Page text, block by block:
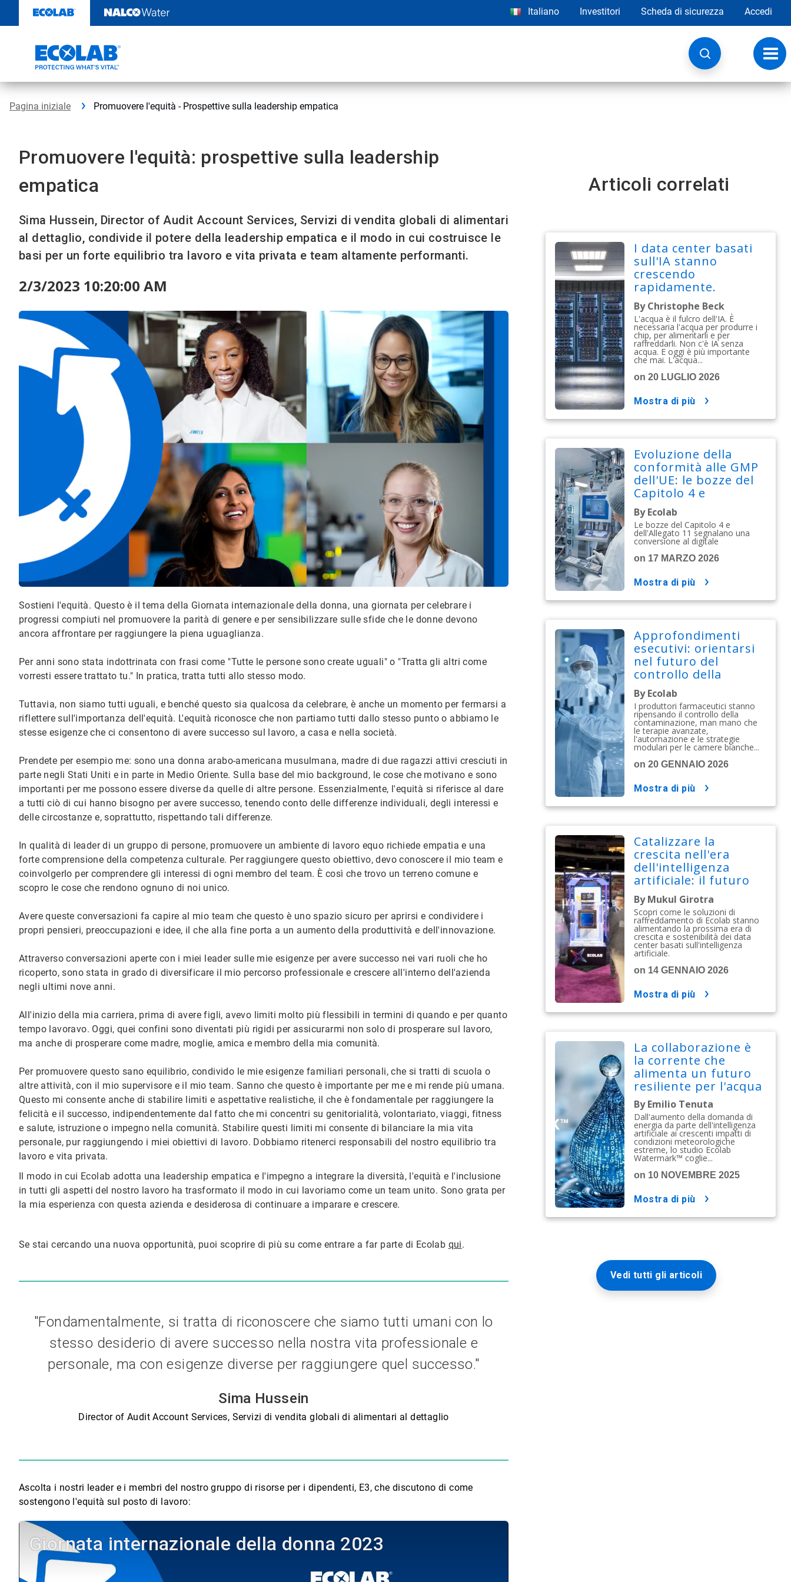
contenuto
Italiano Investitori Scheda di sicurezza Accedi
Pagina iniziale Promuovere l'equità - Prospettive sulla leadership empatica
Promuovere l'equità: prospettive sulla leadership
empatica
Sima Hussein, Director of Audit Account Services, Servizi di vendita globali di alimentari
al dettaglio, condivide il potere della leadership empatica e il modo in cui costruisce le
basi per un forte equilibrio tra lavoro e vita privata e team altamente performanti.
2/3/2023 10:20:00 AM
Sostieni l'equità. Questo è il tema della Giornata internazionale della donna, una giornata per celebrare i
progressi compiuti nel promuovere la parità di genere e per sensibilizzare sulle sfide che le donne devono
ancora affrontare per raggiungere la piena uguaglianza.
Per anni sono stata indottrinata con frasi come "Tutte le persone sono create uguali" o "Tratta gli altri come
vorresti essere trattato tu." In pratica, tratta tutti allo stesso modo.
Tuttavia, non siamo tutti uguali, e benché questo sia qualcosa da celebrare, è anche un momento per fermarsi a
riflettere sull'importanza dell'equità. L'equità riconosce che non partiamo tutti dallo stesso punto o abbiamo le
stesse esigenze che ci consentono di avere successo sul lavoro, a casa e nella società.
Prendete per esempio me: sono una donna arabo-americana musulmana, madre di due ragazzi attivi cresciuti in
parte negli Stati Uniti e in parte in Medio Oriente. Sulla base del mio background, le cose che motivano e sono
importanti per me possono essere diverse da quelle di altre persone. Essenzialmente, l'equità si riferisce al dare
a tutti ciò di cui hanno bisogno per avere successo, tenendo conto delle differenze individuali, degli interessi e
delle circostanze e, soprattutto, rispettando tali differenze.
In qualità di leader di un gruppo di persone, promuovere un ambiente di lavoro equo richiede empatia e una
forte comprensione della competenza culturale. Per raggiungere questo obiettivo, devo conoscere il mio team e
coinvolgerlo per comprendere gli interessi di ogni membro del team. È così che trovo un terreno comune e
scopro le cose che rendono ognuno di noi unico.
Avere queste conversazioni fa capire al mio team che questo è uno spazio sicuro per aprirsi e condividere i
propri pensieri, preoccupazioni e idee, il che alla fine porta a un aumento della produttività e dell'innovazione.
Attraverso conversazioni aperte con i miei leader sulle mie esigenze per avere successo nei vari ruoli che ho
ricoperto, sono stata in grado di diversificare il mio percorso professionale e crescere all'interno dell'azienda
negli ultimi nove anni.
All'inizio della mia carriera, prima di avere figli, avevo limiti molto più flessibili in termini di quando e per quanto
tempo lavoravo. Oggi, quei confini sono diventati più rigidi per assicurarmi non solo di prosperare sul lavoro,
ma anche di prosperare come madre, moglie, amica e membro della mia comunità.
Per promuovere questo sano equilibrio, condivido le mie esigenze familiari personali, che si tratti di scuola o
altre attività, con il mio supervisore e il mio team. Sanno che questo è importante per me e mi rende più umana.
Questo mi consente anche di stabilire limiti e aspettative realistiche, il che è fondamentale per raggiungere la
felicità e il successo, indipendentemente dal fatto che mi concentri su genitorialità, volontariato, viaggi, fitness
e salute, istruzione o impegno nella comunità. Stabilire questi limiti mi consente di bilanciare la mia vita
personale, pur raggiungendo i miei obiettivi di lavoro. Dobbiamo ritenerci responsabili del nostro equilibrio tra
lavoro e vita privata.
Il modo in cui Ecolab adotta una leadership empatica e l'impegno a integrare la diversità, l'equità e l'inclusione
in tutti gli aspetti del nostro lavoro ha trasformato il modo in cui lavoriamo come un team unito. Sono grata per
la mia esperienza con questa azienda e desiderosa di continuare a imparare e crescere.
Se stai cercando una nuova opportunità, puoi scoprire di più su come entrare a far parte di Ecolab qui.
"Fondamentalmente, si tratta di riconoscere che siamo tutti umani con lo
stesso desiderio di avere successo nella nostra vita professionale e
personale, ma con esigenze diverse per raggiungere quel successo."
Sima Hussein
Director of Audit Account Services, Servizi di vendita globali di alimentari al dettaglio
Ascolta i nostri leader e i membri del nostro gruppo di risorse per i dipendenti, E3, che discutono di come
sostengono l'equità sul posto di lavoro:
Giornata internazionale della donna 2023
Articoli correlati
I data center basati
sull'IA stanno
crescendo
rapidamente.
Costruiamoli nel
modo giusto.
By Christophe Beck
L'acqua è il fulcro dell'IA. È
necessaria l'acqua per produrre i
chip, per alimentarli e per
raffreddarli. Non c'è IA senza
acqua. E oggi è più importante
che mai. L'acqua...
on 20 LUGLIO 2026
mostra di più
Evoluzione della
conformità alle GMP
dell'UE: le bozze del
Capitolo 4 e
dell'Allegato 11
segnalano una
conversione al
digitale
By Ecolab
Le bozze del Capitolo 4 e
dell'Allegato 11 segnalano una
conversione al digitale
on 17 MARZO 2026
mostra di più
Approfondimenti
esecutivi: orientarsi
nel futuro del
controllo della
contaminazione
farmaceutica
By Ecolab
I produttori farmaceutici stanno
ripensando il controllo della
contaminazione, man mano che
le terapie avanzate,
l'automazione e le strategie
modulari per le camere bianche...
on 20 GENNAIO 2026
mostra di più
Catalizzare la
crescita nell'era
dell'intelligenza
artificiale: il futuro
dei data center
sembra promettente
By Mukul Girotra
Scopri come le soluzioni di
raffreddamento di Ecolab stanno
alimentando la prossima era di
crescita e sostenibilità dei data
center basati sull'intelligenza
artificiale.
on 14 GENNAIO 2026
mostra di più
La collaborazione è
la corrente che
alimenta un futuro
resiliente per l'acqua
By Emilio Tenuta
Dall'aumento della domanda di
energia da parte dell'intelligenza
artificiale ai crescenti impatti di
condizioni meteorologiche
estreme, lo studio Ecolab
Watermark™ coglie...
on 10 NOVEMBRE 2025
mostra di più
Vedi tutti gli articoli